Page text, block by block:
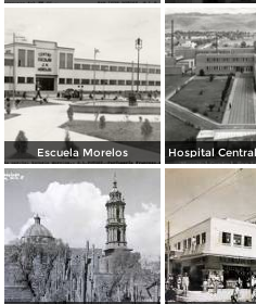
Escuela Morelos